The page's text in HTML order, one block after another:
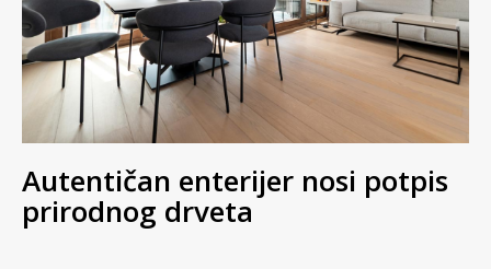
Autentičan enterijer nosi potpis
prirodnog drveta